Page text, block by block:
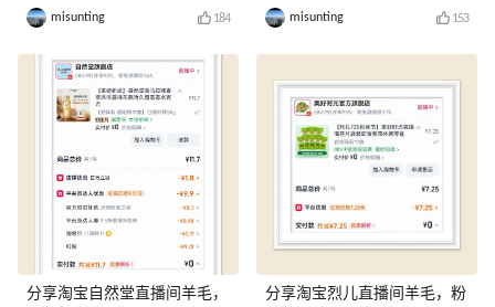
misunting 184
分享淘宝自然堂直播间羊毛，
爽！misunting 153
分享淘宝烈儿直播间羊毛，粉